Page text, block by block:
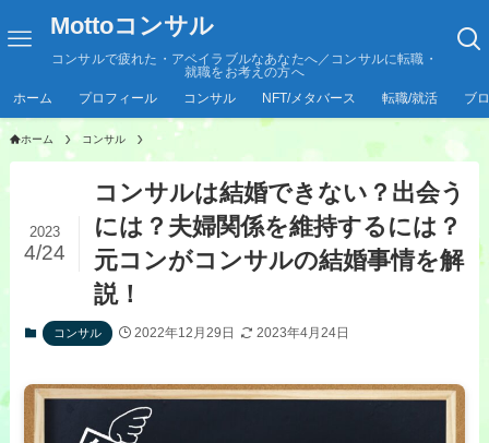
Mottoコンサル
コンサルで疲れた・アベイラブルなあなたへ／コンサルに転職・
就職をお考えの方へ
ホーム
プロフィール コンサル NFT/メタバース 転職/就活 ブ
ホーム コンサル
コンサルは結婚できない？出会う
には？夫婦関係を維持するには？
元コンがコンサルの結婚事情を解
説！
2023
4/24
コンサル 2022年12月29日 2023年4月24日